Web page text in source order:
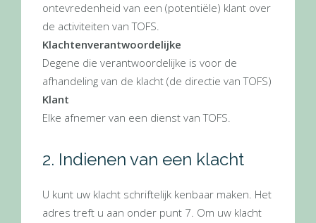
ontevredenheid van een (potentiële) klant over
de activiteiten van TOFS.
Klachtenverantwoordelijke
Degene die verantwoordelijke is voor de
afhandeling van de klacht (de directie van TOFS)
Klant
Elke afnemer van een dienst van TOFS.
2. Indienen van een klacht
U kunt uw klacht schriftelijk kenbaar maken. Het
adres treft u aan onder punt 7. Om uw klacht